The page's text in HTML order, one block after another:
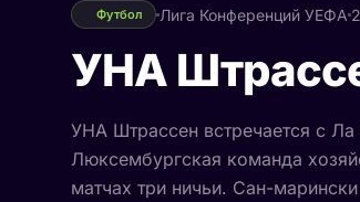
Футбол Лига Конференций УЕФА
УНА
УНА Штрассен встречается с
Люксембургская команда
матчах три ничьи. Сан-